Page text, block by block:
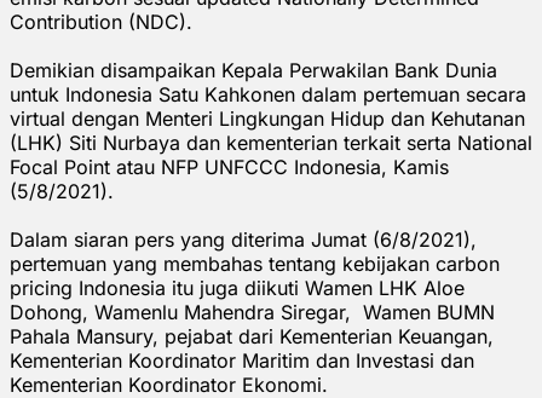
Contribution (NDC).
Demikian disampaikan Kepala Perwakilan Bank Dunia
untuk Indonesia Satu Kahkonen dalam pertemuan secara
virtual dengan Menteri Lingkungan Hidup dan Kehutanan
(LHK) Siti Nurbaya dan kementerian terkait serta National
Focal Point atau NFP UNFCCC Indonesia, Kamis
(5/8/2021).
Dalam siaran pers yang diterima Jumat (6/8/2021),
pertemuan yang membahas tentang kebijakan carbon
pricing Indonesia itu juga diikuti Wamen LHK Aloe
Dohong, Wamenlu Mahendra Siregar, Wamen BUMN
Pahala Mansury, pejabat dari Kementerian Keuangan,
Kementerian Koordinator Maritim dan Investasi dan
Kementerian Koordinator Ekonomi.